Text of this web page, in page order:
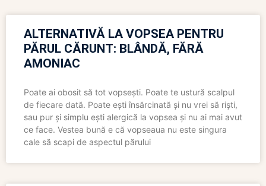
ALTERNATIVĂ LA VOPSEA PENTRU
PĂRUL CĂRUNT: BLÂNDĂ, FĂRĂ
AMONIAC
Poate ai obosit să tot vopsești. Poate te ustură scalpul
de fiecare dată. Poate ești însărcinată și nu vrei să riști,
sau pur și simplu ești alergică la vopsea și nu ai mai avut
ce face. Vestea bună e că vopseaua nu este singura
cale să scapi de aspectul părului